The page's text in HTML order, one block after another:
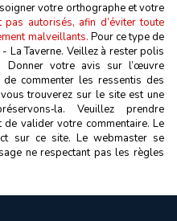
votre orthographe et votre
autorisés, afin d’éviter toute
malveillants. Pour ce type de
La Taverne. Veillez à rester polis
Donner votre avis sur l’œuvre
commenter les ressentis des
trouverez sur le site est une
Veuillez prendre
valider votre commentaire. Le
sur ce site. Le webmaster se
ne respectant pas les règles